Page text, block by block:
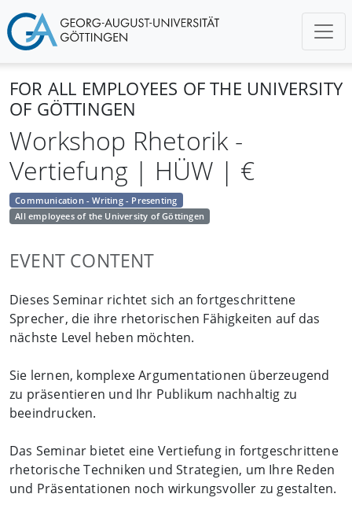
FOR ALL EMPLOYEES OF THE UNIVERSITY
OF GÖTTINGEN
Workshop Rhetorik -
Vertiefung | HÜW | €
Communication - Writing - Presenting
All employees of the University of Göttingen
EVENT CONTENT
Dieses Seminar richtet sich an fortgeschrittene
Sprecher, die ihre rhetorischen Fähigkeiten auf das
nächste Level heben möchten.
Sie lernen, komplexe Argumentationen überzeugend
zu präsentieren und Ihr Publikum nachhaltig zu
beeindrucken.
Das Seminar bietet eine Vertiefung in fortgeschrittene
rhetorische Techniken und Strategien, um Ihre Reden
und Präsentationen noch wirkungsvoller zu gestalten.